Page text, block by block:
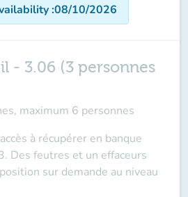
:08/10/2026
- 3.06 (3 personnes
maximum 6 personnes
à récupérer en banque
Des feutres et un effaceurs
sur demande au niveau